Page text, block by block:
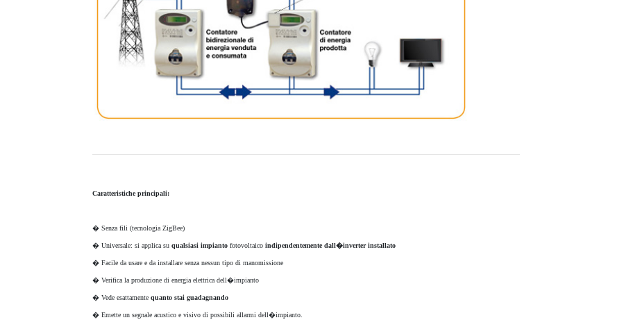
Caratteristiche principali:
� Senza fili (tecnologia ZigBee)
� Universale: si applica su qualsiasi impianto fotovoltaico indipendentemente dall�inverter installato
� Facile da usare e da installare senza nessun tipo di manomissione
� Verifica la produzione di energia elettrica dell�impianto
� Vede esattamente quanto stai guadagnando
� Emette un segnale acustico e visivo di possibili allarmi dell�impianto.